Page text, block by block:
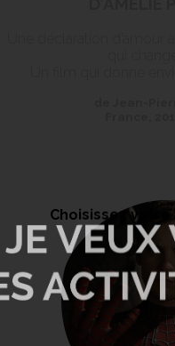
Choisissez